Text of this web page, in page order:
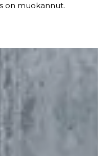
on muokannut.